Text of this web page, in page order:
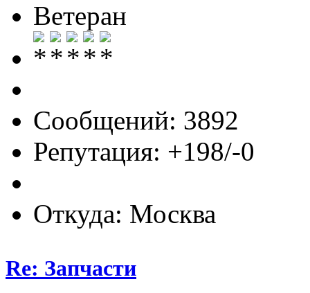
Ветеран
Сообщений: 3892
Репутация: +198/-0
Откуда: Москва
Re: Запчасти